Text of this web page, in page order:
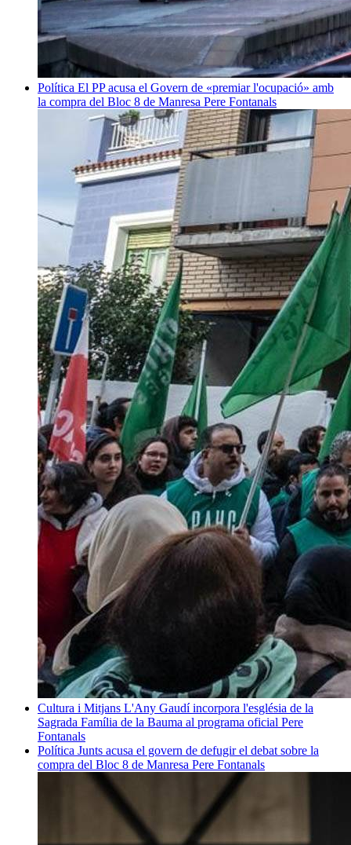
Política El PP acusa el Govern de «premiar l'ocupació» amb
la compra del Bloc 8 de Manresa Pere Fontanals
Cultura i Mitjans L'Any Gaudí incorpora l'església de la
Sagrada Família de la Bauma al programa oficial Pere
Fontanals
Política Junts acusa el govern de defugir el debat sobre la
compra del Bloc 8 de Manresa Pere Fontanals